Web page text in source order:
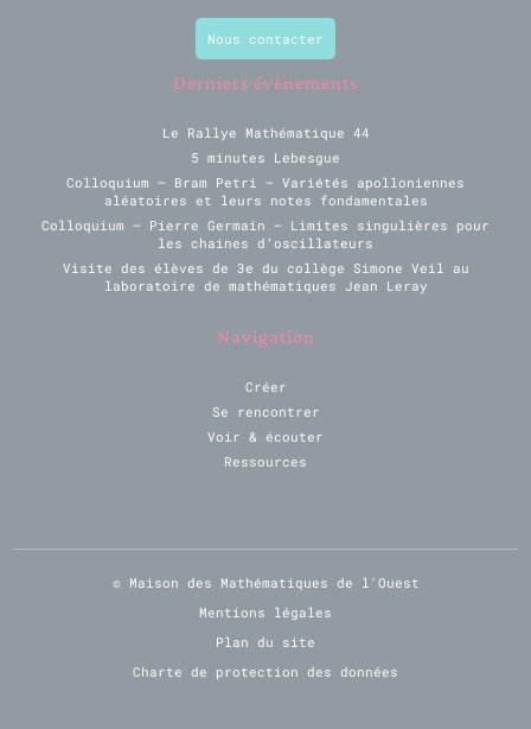
Nous contacter
Derniers évènements
Le Rallye Mathématique 44
5 minutes Lebesgue
Colloquium – Bram Petri – Variétés apolloniennes
aléatoires et leurs notes fondamentales
Colloquium – Pierre Germain – Limites singulières pour
les chaines d’oscillateurs
Visite des élèves de 3e du collège Simone Veil au
laboratoire de mathématiques Jean Leray
Navigation
Créer
Se rencontrer
Voir & écouter
Ressources
© Maison des Mathématiques de l'Ouest
Mentions légales
Plan du site
Charte de protection des données